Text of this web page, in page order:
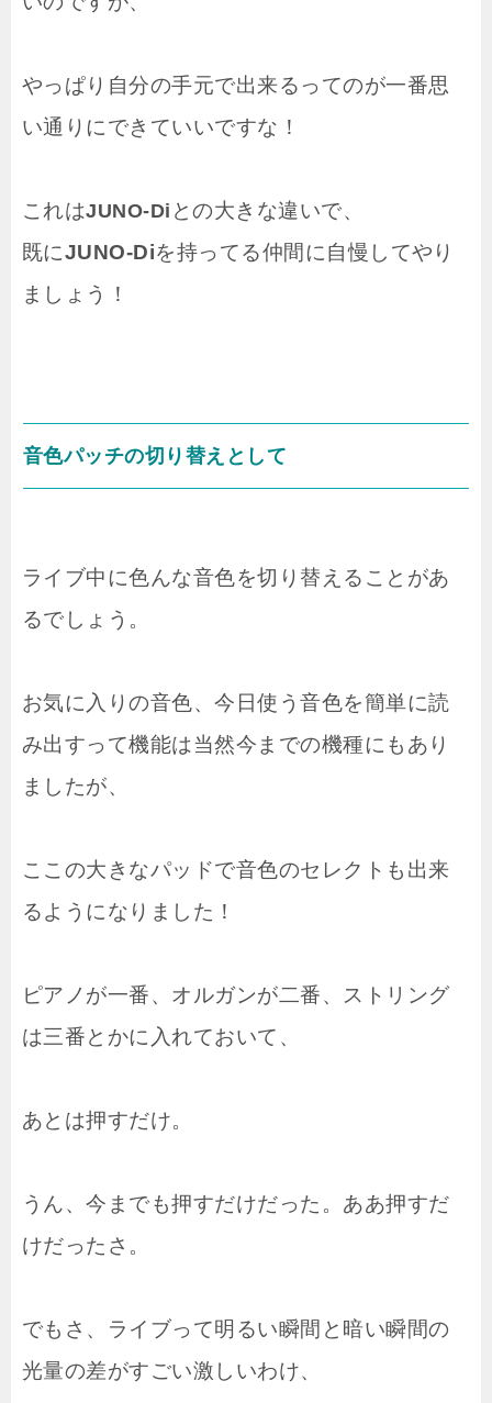
やっぱり自分の手元で出来るってのが一番思
い通りにできていいですな！
これはJUNO-Di との大きな違いで、
既にJUNO-Diを持ってる仲間に自慢してやり
ましょう！
音色パッチの切り替えとして
ライブ中に色んな音色を切り替えることがあ
るでしょう。
お気に入りの音色、今日使う音色を簡単に読
み出すって機能は当然今までの機種にもあり
ましたが、
ここの大きなパッドで音色のセレクトも出来
るようになりました！
ピアノが一番、オルガンが二番、ストリング
は三番とかに入れておいて、
あとは押すだけ。
うん、今までも押すだけだった。ああ押すだ
けだったさ。
でもさ、ライブって明るい瞬間と暗い瞬間の
光量の差がすごい激しいわけ、